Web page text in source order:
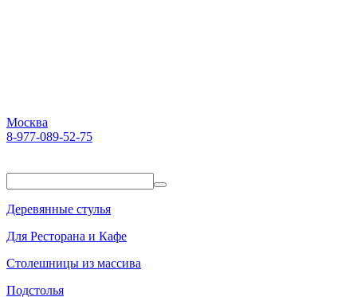
Москва
8-977-089-52-75
Деревянные стулья
Для Ресторана и Кафе
Столешницы из массива
Подстолья